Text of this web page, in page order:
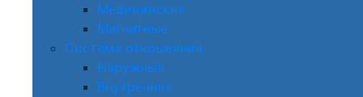
Медицинские
Магнитные
Система открывания
Наружные
Внутренние